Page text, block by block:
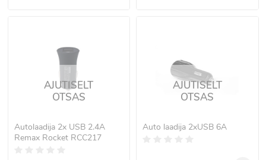
AJUTISELT
OTSAS
Autolaadija 2x USB 2.4A
Remax Rocket RCC217
AJUTISELT
OTSAS
Auto laadija 2xUSB 6A